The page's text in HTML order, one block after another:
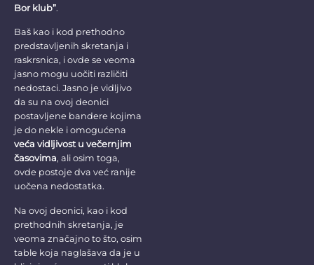
Bor klub”.
Baš kao i kod prethodno
predstavljenih skretanja i
raskrsnica, i ovde se veoma
jasno mogu uočiti različiti
nedostaci. Jasno je vidljivo
da su na ovoj deonici
postavljene bandere kojima
je do nekle i omogućena
veća vidljivost u večernjim
časovima, ali osim toga,
ovde postoje dva već ranije
uočena nedostatka.
Na ovoj deonici, kao i kod
prethodnih skretanja, je
veoma značajno to što, osim
table koja naglašava da je u